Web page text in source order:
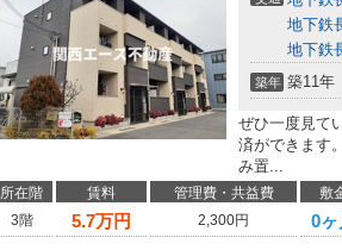
地下鉄
地下鉄
築年 築11年
ぜひ一度見て
済ができます
み置...
所在階 賃料 管理費・共益費 敷
3階
5.7万円 2,300円 0ヶ